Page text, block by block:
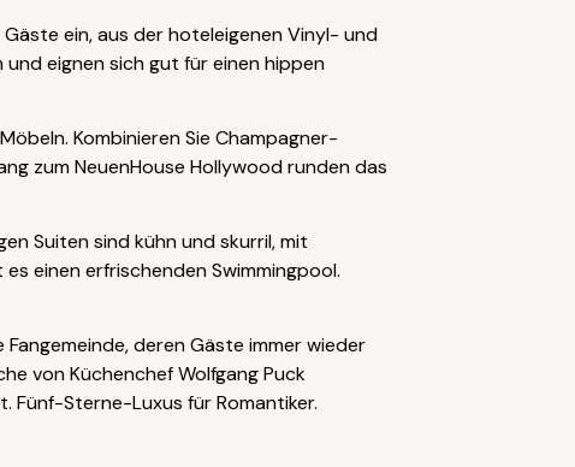
ein, aus der hoteleigenen Vinyl- und
und eignen sich gut für einen hippen
Kombinieren Sie Champagner-
zum NeuenHouse Hollywood runden das
Suiten sind kühn und skurril, mit
einen erfrischenden Swimmingpool.
deren Gäste immer wieder
von Küchenchef Wolfgang Puck
Fünf-Sterne-Luxus für Romantiker.